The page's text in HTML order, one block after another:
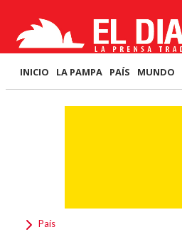
INICIO LA PAMPA PAÍS MUNDO
País